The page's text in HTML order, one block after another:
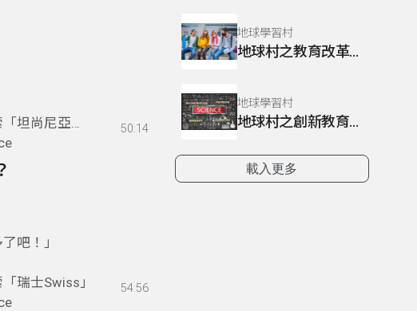
坦尚尼亞
吧！」
50:14
瑞士Swiss」
54:56
地球學習村
地球村之教育改革—青年的日常話題｜地球學習村
地球學習村
地球村之創新教育—科普教育｜地球學習村
載入更多